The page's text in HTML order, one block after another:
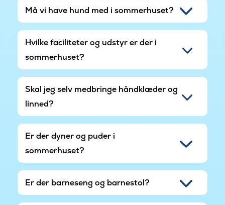
Må vi have hund med i sommerhuset?
Hvilke faciliteter og udstyr er der i
sommerhuset?
Skal jeg selv medbringe håndklæder og
linned?
Er der dyner og puder i
sommerhuset?
Er der barneseng og barnestol?